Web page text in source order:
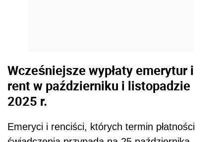
Wcześniejsze wypłaty emerytur i
rent w październiku i listopadzie
2025 r.
Emeryci i renciści, których termin płatności